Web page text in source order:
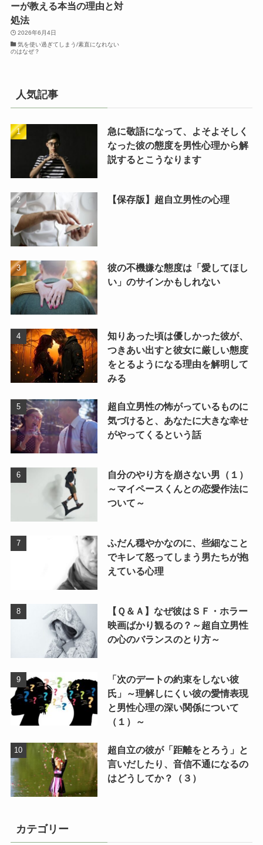
ーが教える本当の理由と対
処法
2026年6月4日
気を使い過ぎてしまう/素直になれない
のはなぜ？
人気記事
急に敬語になって、よそよそしく
なった彼の態度を男性心理から解
説するとこうなります
【保存版】超自立男性の心理
彼の不機嫌な態度は「愛してほし
い」のサインかもしれない
知りあった頃は優しかった彼が、
つきあい出すと彼女に厳しい態度
をとるようになる理由を解明して
みる
超自立男性の怖がっているものに
気づけると、あなたに大きな幸せ
がやってくるという話
自分のやり方を崩さない男（１）
～マイペースくんとの恋愛作法に
ついて～
ふだん穏やかなのに、些細なこと
でキレて怒ってしまう男たちが抱
えている心理
【Ｑ＆Ａ】なぜ彼はＳＦ・ホラー
映画ばかり観るの？～超自立男性
の心のバランスのとり方～
「次のデートの約束をしない彼
氏」～理解しにくい彼の愛情表現
と男性心理の深い関係について
（１）～
超自立の彼が「距離をとろう」と
言いだしたり、音信不通になるの
はどうしてか？（３）
カテゴリー